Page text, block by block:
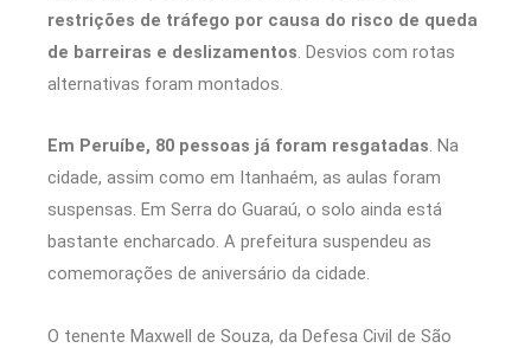
restrições de tráfego por causa do risco de queda
de barreiras e deslizamentos . Desvios com rotas
alternativas foram montados.
Em Peruíbe, 80 pessoas já foram resgatadas. Na
cidade, assim como em Itanhaém, as aulas foram
suspensas. Em Serra do Guaraú, o solo ainda está
bastante encharcado. A prefeitura suspendeu as
comemorações de aniversário da cidade.
O tenente Maxwell de Souza, da Defesa Civil de São